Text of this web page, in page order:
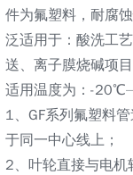
件为氟塑料，耐腐
泛适用于：酸洗工
送、离子膜烧碱项
适用温度为：-
1、GF系列氟塑料
于同一中心线上；
2、叶轮直接与电